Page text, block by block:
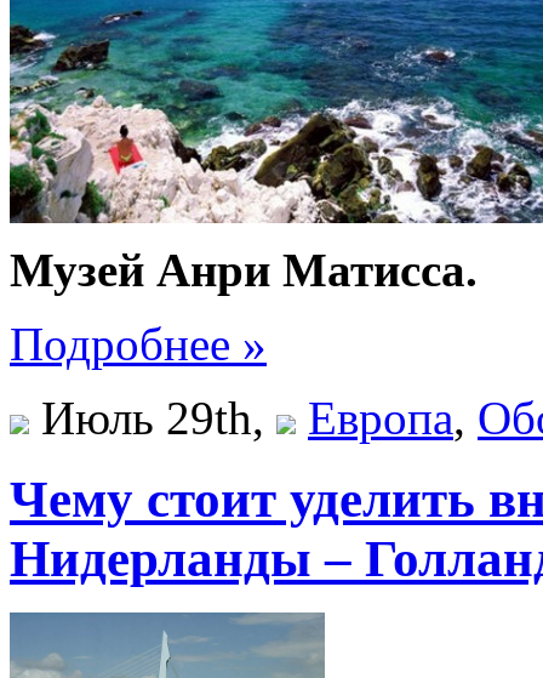
Музей Анри Матисса.
Подробнее »
Июль 29th,
Европа,
Чему стоит уделить
Нидерланды –